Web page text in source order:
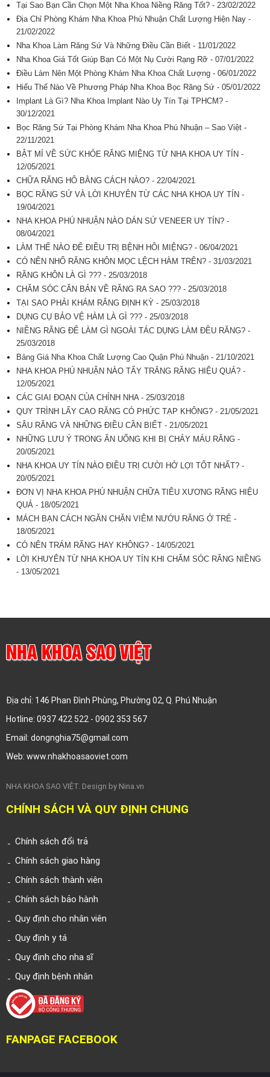
Tại Sao Bạn Cần Chọn Một Nha Khoa Niềng Răng Tốt? - 23/02/2022
Địa Chỉ Phòng Khám Nha Khoa Phú Nhuận Chất Lượng Hiện Nay -
21/02/2022
Nha Khoa Làm Răng Sứ Và Những Điều Cần Biết - 11/01/2022
Nha Khoa Giá Tốt Giúp Bạn Có Một Nụ Cười Rạng Rỡ - 07/01/2022
Điều Làm Nên Một Phòng Khám Nha Khoa Chất Lượng - 06/01/2022
Hiểu Thế Nào Về Phương Pháp Nha Khoa Bọc Răng Sứ - 05/01/2022
Implant Là Gì? Nha Khoa Implant Nào Uy Tín Tại TPHCM? -
30/12/2021
Bọc Răng Sứ Tại Phòng Khám Nha Khoa Phú Nhuận – Sao Việt -
22/11/2021
BẬT MÍ VỀ SỨC KHỎE RĂNG MIỆNG TỪ NHA KHOA UY TÍN -
12/05/2021
CHỮA RĂNG HÔ BẰNG CÁCH NÀO? - 22/04/2021
BỌC RĂNG SỨ VÀ LỜI KHUYÊN TỪ CÁC NHA KHOA UY TÍN -
19/04/2021
NHA KHOA PHÚ NHUẬN NÀO DÁN SỨ VENEER UY TÍN? -
08/04/2021
LÀM THẾ NÀO ĐỂ ĐIỀU TRỊ BỆNH HÔI MIỆNG? - 06/04/2021
CÓ NÊN NHỔ RĂNG KHÔN MỌC LỆCH HÀM TRÊN? - 31/03/2021
RĂNG KHÔN LÀ GÌ ??? - 25/03/2018
CHĂM SÓC CĂN BẢN VỀ RĂNG RA SAO ??? - 25/03/2018
TẠI SAO PHẢI KHÁM RĂNG ĐỊNH KỲ - 25/03/2018
DỤNG CỤ BẢO VỆ HÀM LÀ GÌ ??? - 25/03/2018
NIỀNG RĂNG ĐỂ LÀM GÌ NGOÀI TÁC DỤNG LÀM ĐỀU RĂNG? -
25/03/2018
Bảng Giá Nha Khoa Chất Lượng Cao Quận Phú Nhuận - 21/10/2021
NHA KHOA PHÚ NHUẬN NÀO TẨY TRẮNG RĂNG HIỆU QUẢ? -
12/05/2021
CÁC GIAI ĐOẠN CỦA CHỈNH NHA - 25/03/2018
QUY TRÌNH LẤY CAO RĂNG CÓ PHỨC TẠP KHÔNG? - 21/05/2021
SÂU RĂNG VÀ NHỮNG ĐIỀU CẦN BIẾT - 21/05/2021
NHỮNG LƯU Ý TRONG ĂN UỐNG KHI BỊ CHẢY MÁU RĂNG -
20/05/2021
NHA KHOA UY TÍN NÀO ĐIỀU TRỊ CƯỜI HỞ LỢI TỐT NHẤT? -
20/05/2021
ĐƠN VỊ NHA KHOA PHÚ NHUẬN CHỮA TIÊU XƯƠNG RĂNG HIỆU
QUẢ - 18/05/2021
MÁCH BẠN CÁCH NGĂN CHẶN VIÊM NƯỚU RĂNG Ở TRẺ -
18/05/2021
CÓ NÊN TRÁM RĂNG HAY KHÔNG? - 14/05/2021
LỜI KHUYÊN TỪ NHA KHOA UY TÍN KHI CHĂM SÓC RĂNG NIỀNG
- 13/05/2021
NHA KHOA SAO VIỆT
Địa chỉ: 146 Phan Đình Phùng, Phường 02, Q. Phú Nhuận
Hotline: 0937 422 522 - 0902 353 567
Email: dongnghia75@gmail.com
Web: www.nhakhoasaoviet.com
NHA KHOA SAO VIỆT. Design by Nina.vn
CHÍNH SÁCH VÀ QUY ĐỊNH CHUNG
Chính sách đổi trả
Chính sách giao hàng
Chính sách thành viên
Chính sách bảo hành
Quy định cho nhân viên
Quy định y tá
Quy định cho nha sĩ
Quy định bệnh nhân
FANPAGE FACEBOOK